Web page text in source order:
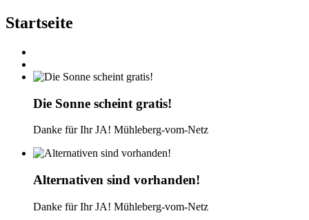
Startseite
Die Sonne scheint gratis!
Danke für Ihr JA! Mühleberg-vom-Netz
Alternativen sind vorhanden!
Danke für Ihr JA! Mühleberg-vom-Netz